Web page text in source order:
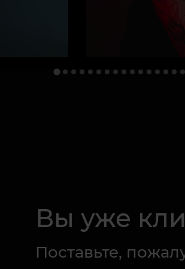
Вы уже
Поставьте,